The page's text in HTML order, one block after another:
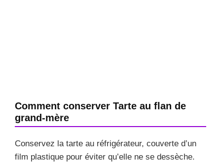
Comment conserver Tarte au flan de
grand-mère
Conservez la tarte au réfrigérateur, couverte d’un
film plastique pour éviter qu’elle ne se dessèche.